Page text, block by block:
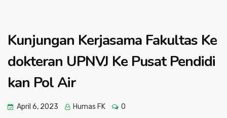
Kunjungan Kerjasama Fakultas Ke
dokteran UPNVJ Ke Pusat Pendidi
kan Pol Air
April 6, 2023 Humas FK 0